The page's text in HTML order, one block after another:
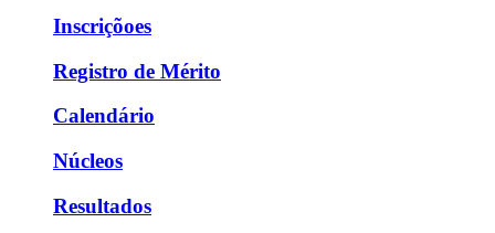
Inscriçõoes
Registro de Mérito
Calendário
Núcleos
Resultados